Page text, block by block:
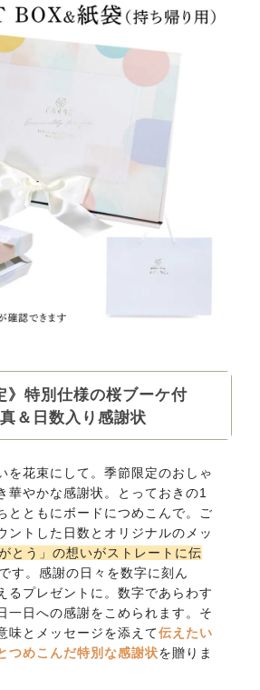
》特別仕様の桜ブーケ付
＆日数入り感謝状
を花束にして。季節限定のおしゃ
華やかな感謝状。とっておきの1
とともにボードにつめこんで。ご
ントした日数とオリジナルのメッ
がとう」の想いがストレートに伝
です。感謝の日々を数字に刻ん
るプレゼントに。数字であらわす
一日への感謝をこめられます。そ
味とメッセージを添えて伝えたい
つめこんだ特別な感謝状を贈りま